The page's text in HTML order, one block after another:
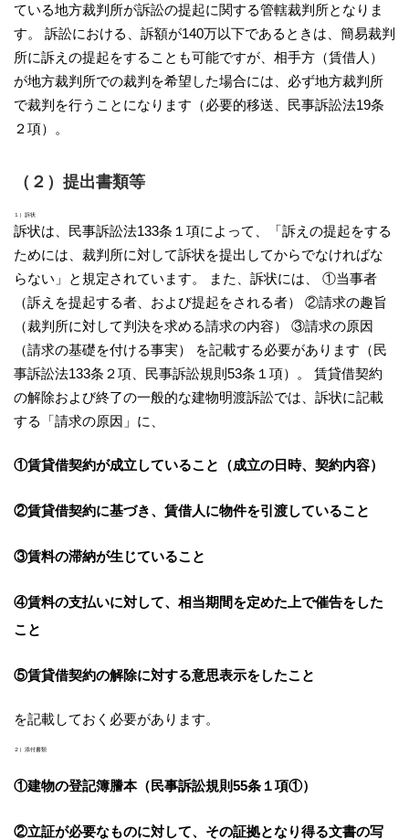
ている地方裁判所が訴訟の提起に関する管轄裁判所となりま
す。 訴訟における、訴額が140万以下であるときは、簡易裁判
所に訴えの提起をすることも可能ですが、相手方（賃借人）
が地方裁判所での裁判を希望した場合には、必ず地方裁判所
で裁判を行うことになります（必要的移送、民事訴訟法19条
２項）。
（２）提出書類等
１）訴状
訴状は、民事訴訟法133条１項によって、「訴えの提起をする
ためには、裁判所に対して訴状を提出してからでなければな
らない」と規定されています。 また、訴状には、 ①当事者
（訴えを提起する者、および提起をされる者） ②請求の趣旨
（裁判所に対して判決を求める請求の内容） ③請求の原因
（請求の基礎を付ける事実） を記載する必要があります（民
事訴訟法133条２項、民事訴訟規則53条１項）。 賃貸借契約
の解除および終了の一般的な建物明渡訴訟では、訴状に記載
する「請求の原因」に、
①賃貸借契約が成立していること（成立の日時、契約内容）
②賃貸借契約に基づき、賃借人に物件を引渡していること
③賃料の滞納が生じていること
④賃料の支払いに対して、相当期間を定めた上で催告をした
こと
⑤賃貸借契約の解除に対する意思表示をしたこと
を記載しておく必要があります。
２）添付書類
①建物の登記簿謄本（民事訴訟規則55条１項①）
②立証が必要なものに対して、その証拠となり得る文書の写